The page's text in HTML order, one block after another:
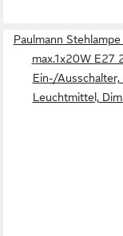
Paulmann
max.1x20W E27
Ein-/Ausschalter,
Leuchtmittel,